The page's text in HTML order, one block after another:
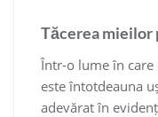
Tăcerea mieilor
Într-o lume în care
este întotdeauna
adevărat în